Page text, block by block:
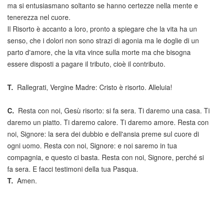
ma si entusiasmano soltanto se hanno certezze nella mente e
tenerezza nel cuore.
Il Risorto è accanto a loro, pronto a spiegare che la vita ha un
senso, che i dolori non sono strazi di agonia ma le doglie di un
parto d'amore, che la vita vince sulla morte ma che bisogna
essere disposti a pagare il tributo, cioè il contributo.
T. Rallegrati, Vergine Madre: Cristo è risorto. Alleluia!
C. Resta con noi, Gesù risorto: si fa sera. Ti daremo una casa. Ti
daremo un piatto. Ti daremo calore. Ti daremo amore. Resta con
noi, Signore: la sera dei dubbio e dell'ansia preme sul cuore di
ogni uomo. Resta con noi, Signore: e noi saremo in tua
compagnia, e questo ci basta. Resta con noi, Signore, perché si
fa sera. E facci testimoni della tua Pasqua.
T. Amen.